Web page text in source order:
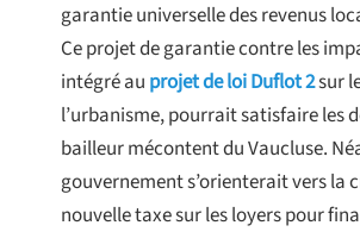
garantie universelle des revenus
Ce projet de garantie contre les
intégré au projet de loi Duflot 2sur
l’urbanisme, pourrait satisfaire les
bailleur mécontent du Vaucluse.
gouvernement s’orienterait vers la
nouvelle taxe sur les loyers pour